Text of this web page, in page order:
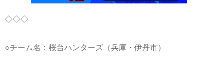
◇◇◇
○チーム名：桜台ハンターズ（兵庫・伊丹市）